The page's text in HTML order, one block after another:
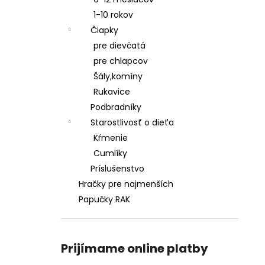
1-10 rokov
Čiapky
pre dievčatá
pre chlapcov
Šály,komíny
Rukavice
Podbradníky
Starostlivosť o dieťa
Kŕmenie
Cumlíky
Príslušenstvo
Hračky pre najmenších
Papučky RAK
Prijímame online platby
€28,50